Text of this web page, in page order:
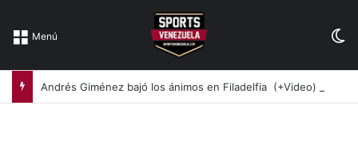
Menú
Andrés Giménez bajó los ánimos en Filadelfia (+Video)